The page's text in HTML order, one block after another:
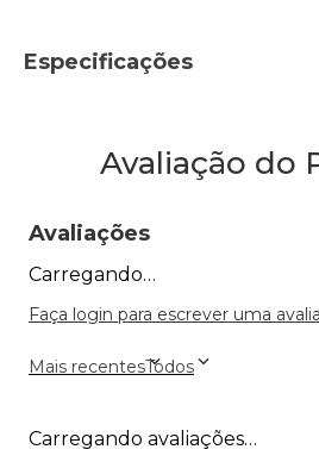
Especificações
Avaliação do
Avaliações
Carregando…
Faça login para escrever uma
Mais recentesTodos
Carregando avaliações…